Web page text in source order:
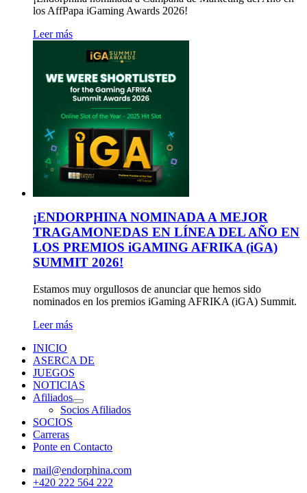
los AffPapa iGaming Awards 2026!
Leer más
¡ENDORPHINA NOMINADA A MEJOR
TRAGAMONEDAS EN LÍNEA DEL AÑO EN
LOS PREMIOS iGAMING AFRIKA (iGA)
SUMMIT 2026!
Estamos muy orgullosos de anunciar que hemos sido
nominados en los premios iGaming AFRIKA (iGA) Summit.
Leer más
INICIO
ASERCA DE
JUEGOS
NOTICIAS
Afiliados
Socios Afiliados
SOCIOS
Carreras
Ponte en Contacto
mail@endorphina.com
+420 222 564 222